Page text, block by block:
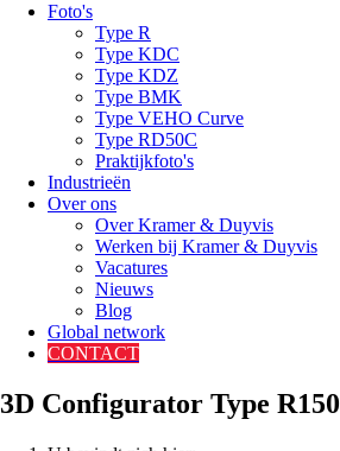
Foto's
Type R
Type KDC
Type KDZ
Type BMK
Type VEHO Curve
Type RD50C
Praktijkfoto's
Industrieën
Over ons
Over Kramer & Duyvis
Werken bij Kramer & Duyvis
Vacatures
Nieuws
Blog
Global network
CONTACT
3D Configurator Type R150